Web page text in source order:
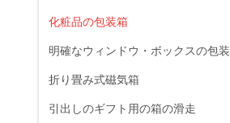
化粧品の包装箱
明確なウィンドウ・ボックスの包装
折り畳み式磁気箱
引出しのギフト用の箱の滑走